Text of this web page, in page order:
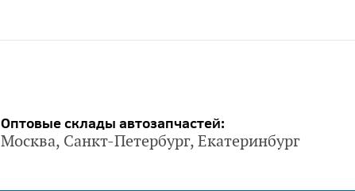
Оптовые склады автозапчастей:
Москва, Санкт-Петербург, Екатеринбург